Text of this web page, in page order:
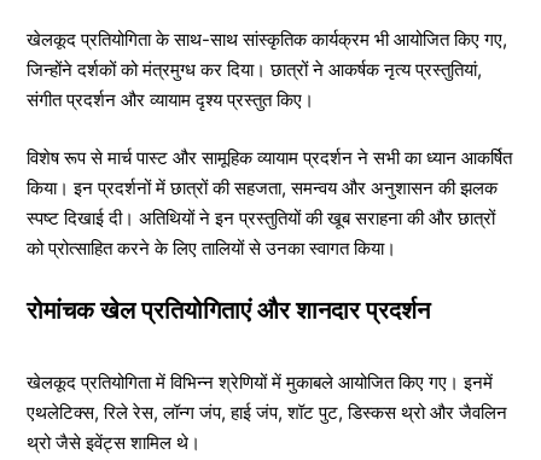
खेलकूद प्रतियोगिता के साथ-साथ सांस्कृतिक कार्यक्रम भी आयोजित किए गए,
जिन्होंने दर्शकों को मंत्रमुग्ध कर दिया। छात्रों ने आकर्षक नृत्य प्रस्तुतियां,
संगीत प्रदर्शन और व्यायाम दृश्य प्रस्तुत किए।
विशेष रूप से मार्च पास्ट और सामूहिक व्यायाम प्रदर्शन ने सभी का ध्यान आकर्षित
किया। इन प्रदर्शनों में छात्रों की सहजता, समन्वय और अनुशासन की झलक
स्पष्ट दिखाई दी। अतिथियों ने इन प्रस्तुतियों की खूब सराहना की और छात्रों
को प्रोत्साहित करने के लिए तालियों से उनका स्वागत किया।
रोमांचक खेल प्रतियोगिताएं और शानदार प्रदर्शन
खेलकूद प्रतियोगिता में विभिन्न श्रेणियों में मुकाबले आयोजित किए गए। इनमें
एथलेटिक्स, रिले रेस, लॉन्ग जंप, हाई जंप, शॉट पुट, डिस्कस थ्रो और जैवलिन
थ्रो जैसे इवेंट्स शामिल थे।